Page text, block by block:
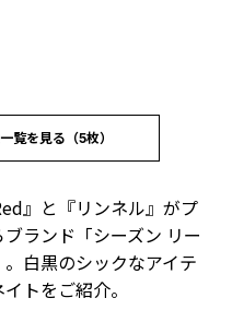
覧を見る（5枚）
』と『リンネル』がプ
ランド「シーズン リー
白黒のシックなアイテ
トをご紹介。